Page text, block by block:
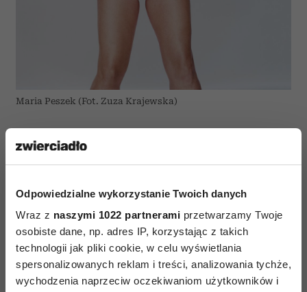
Odpowiedzialne wykorzystanie Twoich danych
Wraz z naszymi 1022 partnerami przetwarzamy Twoje
osobiste dane, np. adres IP, korzystając z takich
technologii jak pliki cookie, w celu wyświetlania
spersonalizowanych reklam i treści, analizowania tychże,
wychodzenia naprzeciw oczekiwaniom użytkowników i
Maria Peszek (Fot. Zuza Krajewska)
przenosili się z miejsca na miejsce?
artystów. Nomadów poznałam, mieszkając rok na
Alasce. Bo poza Inuitami, którzy byli zepchnięci
na obrzeża cywilizacyjne przez Amerykanów,
poza Rosjanami, z którymi nawiązałam bardzo
silne relacje, byli tam nomadzi amerykańscy